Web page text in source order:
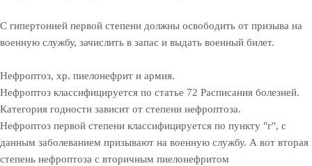
С гипертонией первой степени должны освободить от призыва на
военную службу, зачислить в запас и выдать военный билет.
Нефроптоз, хр. пиелонефрит и армия.
Нефроптоз классифицируется по статье 72 Расписания болезней.
Категория годности зависит от степени нефроптоза.
Нефроптоз первой степени классифицируется по пункту "г", с
данным заболеванием призывают на военную службу. А вот вторая
степень нефроптоза с вторичным пиелонефритом